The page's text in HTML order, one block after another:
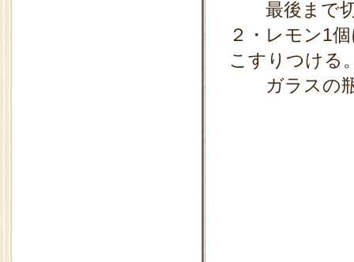
最後まで切
２・レモン1
こすりつける
ガラスの瓶